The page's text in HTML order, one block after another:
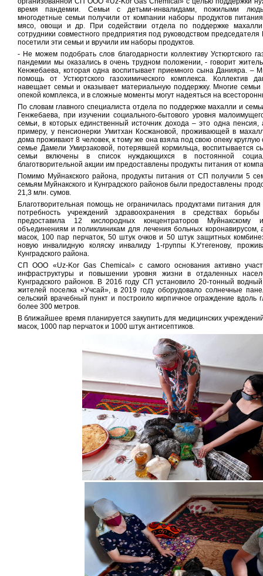
время пандемии. Семьи с детьми-инвалидами, пожилыми
многодетные семьи получили от компании наборы продуктов
мясо, овощи и др. При содействии отдела по поддержке
сотрудники совместного предприятия под руководством
посетили эти семьи и вручили им наборы продуктов.
- Не можем подобрать слов благодарности коллективу Устюртского
пандемии мы оказались в очень трудном положении, - говорит
Кенжебаева, которая одна воспитывает приемного сына Данияра. –
помощь от Устюртского газохимического комплекса. Коллектив
навещает семьи и оказывает материальную поддержку. Многие
опекой комплекса, и в сложные моменты могут надеяться на
По словам главного специалиста отдела по поддержке махалли и
Генжебаева, при изучении социального-бытового уровня
семьи, в которых единственный источник дохода – это одна пенсия,
примеру, у пенсионерки Умитхан Косжановой, проживающей в
дома проживают 8 человек, к тому же она взяла под свою опеку
семье Дамели Умирзаковой, потерявшей кормильца, воспитывается
семьи включены в список нуждающихся в постоянной
благотворительной акции им предоставлены продукты питания от
Помимо Муйнакского района, продукты питания от СП получили 5
семьям Муйнакского и Кунградского районов были предоставлены
21,3 млн. сумов.
Благотворительная помощь не ограничилась продуктами питания
потребность учреждений здравоохранения в средствах
предоставила 12 кислородных концентраторов Муйнакскому
объединениям и поликлиникам для лечения больных коронавирусом,
масок, 100 пар перчаток, 50 штук очков и 50 штук защитных
новую инвалидную коляску инвалиду 1-группы К.Утегенову,
Кунградского района.
СП ООО «Uz-Kor Gas Chemical» с самого основания активно
инфраструктуры и повышении уровня жизни в отдаленных
Кунградского районов. В 2016 году СП установило 20-тонный
жителей поселка «Учсай», в 2019 году оборудовало солнечные
сельский врачебный пункт и построило кирпичное ограждение вдоль
более 300 метров.
В ближайшее время планируется закупить для медицинских
масок, 1000 пар перчаток и 1000 штук антисептиков.